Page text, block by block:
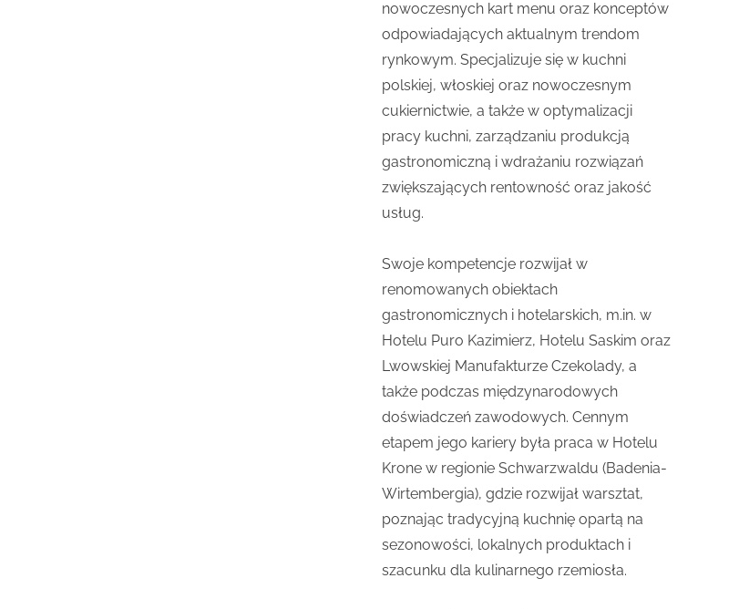
nowoczesnych kart menu oraz konceptów
odpowiadających aktualnym trendom
rynkowym. Specjalizuje się w kuchni
polskiej, włoskiej oraz nowoczesnym
cukiernictwie, a także w optymalizacji
pracy kuchni, zarządzaniu produkcją
gastronomiczną i wdrażaniu rozwiązań
zwiększających rentowność oraz jakość
usług.
Swoje kompetencje rozwijał w
renomowanych obiektach
gastronomicznych i hotelarskich, m.in. w
Hotelu Puro Kazimierz, Hotelu Saskim oraz
Lwowskiej Manufakturze Czekolady, a
także podczas międzynarodowych
doświadczeń zawodowych. Cennym
etapem jego kariery była praca w Hotelu
Krone w regionie Schwarzwaldu (Badenia-
Wirtembergia), gdzie rozwijał warsztat,
poznając tradycyjną kuchnię opartą na
sezonowości, lokalnych produktach i
szacunku dla kulinarnego rzemiosła.